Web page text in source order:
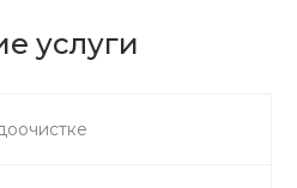
услуги